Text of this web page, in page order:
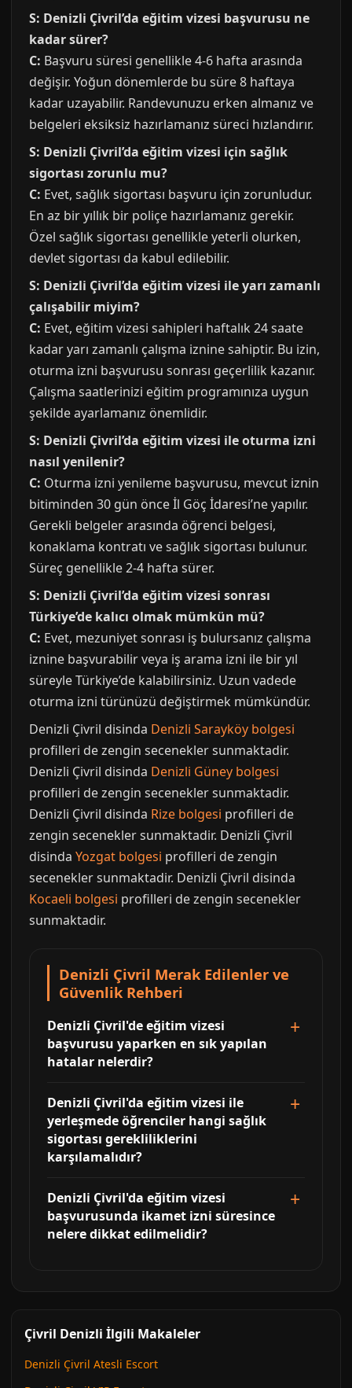
S: Denizli Çivril’da eğitim vizesi başvurusu ne
kadar sürer?
C: Başvuru süresi genellikle 4-6 hafta arasında
değişir. Yoğun dönemlerde bu süre 8 haftaya
kadar uzayabilir. Randevunuzu erken almanız ve
belgeleri eksiksiz hazırlamanız süreci hızlandırır.
S: Denizli Çivril’da eğitim vizesi için sağlık
sigortası zorunlu mu?
C: Evet, sağlık sigortası başvuru için zorunludur.
En az bir yıllık bir poliçe hazırlamanız gerekir.
Özel sağlık sigortası genellikle yeterli olurken,
devlet sigortası da kabul edilebilir.
S: Denizli Çivril’da eğitim vizesi ile yarı zamanlı
çalışabilir miyim?
C: Evet, eğitim vizesi sahipleri haftalık 24 saate
kadar yarı zamanlı çalışma iznine sahiptir. Bu izin,
oturma izni başvurusu sonrası geçerlilik kazanır.
Çalışma saatlerinizi eğitim programınıza uygun
şekilde ayarlamanız önemlidir.
S: Denizli Çivril’da eğitim vizesi ile oturma izni
nasıl yenilenir?
C: Oturma izni yenileme başvurusu, mevcut iznin
bitiminden 30 gün önce İl Göç İdaresi’ne yapılır.
Gerekli belgeler arasında öğrenci belgesi,
konaklama kontratı ve sağlık sigortası bulunur.
Süreç genellikle 2-4 hafta sürer.
S: Denizli Çivril’da eğitim vizesi sonrası
Türkiye’de kalıcı olmak mümkün mü?
C: Evet, mezuniyet sonrası iş bulursanız çalışma
iznine başvurabilir veya iş arama izni ile bir yıl
süreyle Türkiye’de kalabilirsiniz. Uzun vadede
oturma izni türünüzü değiştirmek mümkündür.
Denizli Çivril disinda Denizli Sarayköy bolgesi
profilleri de zengin secenekler sunmaktadir.
Denizli Çivril disinda Denizli Güney bolgesi
profilleri de zengin secenekler sunmaktadir.
Denizli Çivril disinda Rize bolgesi profilleri de
zengin secenekler sunmaktadir. Denizli Çivril
disinda Yozgat bolgesi profilleri de zengin
secenekler sunmaktadir. Denizli Çivril disinda
Kocaeli bolgesi profilleri de zengin secenekler
sunmaktadir.
Denizli Çivril Merak Edilenler ve
Güvenlik Rehberi
Denizli Çivril'de eğitim vizesi
başvurusu yaparken en sık yapılan
hatalar nelerdir?
Denizli Çivril'da eğitim vizesi ile
yerleşmede öğrenciler hangi sağlık
sigortası gerekliliklerini
karşılamalıdır?
Denizli Çivril'da eğitim vizesi
başvurusunda ikamet izni süresince
nelere dikkat edilmelidir?
Çivril Denizli İlgili Makaleler
Denizli Çivril Atesli Escort